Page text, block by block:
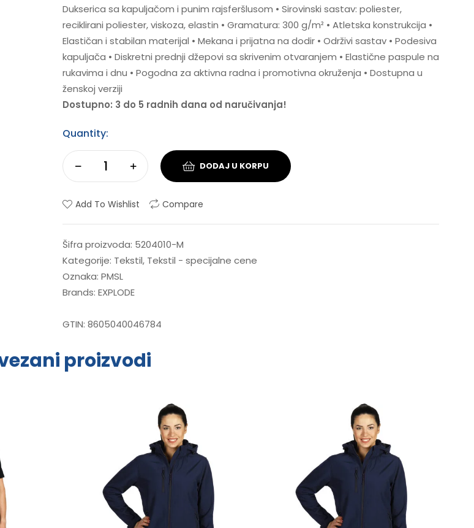
Dukserica sa kapuljačom i punim rajsferšlusom • Sirovinski sastav: poliester,
reciklirani poliester, viskoza, elastin • Gramatura: 300 g/m² • Atletska konstrukcija •
Elastičan i stabilan materijal • Mekana i prijatna na dodir • Održivi sastav • Podesiva
kapuljača • Diskretni prednji džepovi sa skrivenim otvaranjem • Elastične paspule na
rukavima i dnu • Pogodna za aktivna radna i promotivna okruženja • Dostupna u
ženskoj verziji
Dostupno: 3 do 5 radnih dana od naručivanja!
Quantity:
DODAJ U KORPU
Add To Wishlist Compare
Šifra proizvoda: 5204010-M
Kategorije: Tekstil, Tekstil - specijalne cene
Oznaka: PMSL
Brands: EXPLODE
GTIN: 8605040046784
proizvodi